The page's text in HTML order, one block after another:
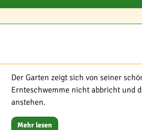
Der Garten zeigt sich von seiner
Ernteschwemme nicht abbricht und
anstehen.
Mehr lesen